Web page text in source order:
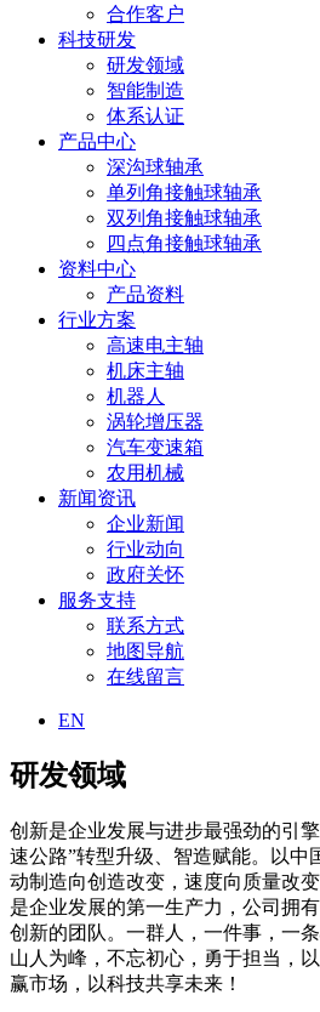
合作客户
科技研发
研发领域
智能制造
体系认证
产品中心
深沟球轴承
单列角接触球轴承
双列角接触球轴承
四点角接触球轴承
资料中心
产品资料
行业方案
高速电主轴
机床主轴
机器人
涡轮增压器
汽车变速箱
农用机械
新闻资讯
企业新闻
行业动向
政府关怀
服务支持
联系方式
地图导航
在线留言
EN
研发领域
创新是企业发展与进步最强劲的引
速公路”转型升级、智造赋能。以中
动制造向创造改变，速度向质量改
是企业发展的第一生产力，公司拥
创新的团队。一群人，一件事，一
山人为峰，不忘初心，勇于担当，
赢市场，以科技共享未来！